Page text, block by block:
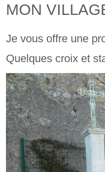
MON
Je vous offre une
Quelques croix et